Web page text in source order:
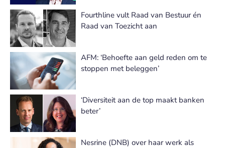
Fourthline vult Raad van Bestuur én
Raad van Toezicht aan
AFM: ‘Behoefte aan geld reden om te
stoppen met beleggen’
‘Diversiteit aan de top maakt banken
beter’
Nesrine (DNB) over haar werk als